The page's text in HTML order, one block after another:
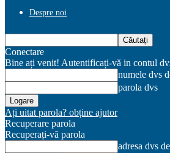
Despre noi
Conectare
Bine ați venit! Autentificați-vă in contul
numele dvs
parola dvs
Ați uitat parola? obține ajutor
Recuperare parola
Recuperați-vă parola
adresa dvs